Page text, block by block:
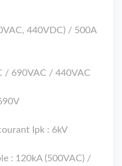
440VDC) / 500A
/ 690VAC / 440VAC
Ipk : 6kV
: 120kA (500VAC) /